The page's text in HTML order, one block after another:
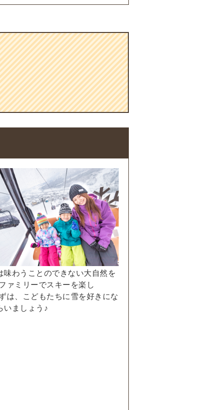
味わうことのできない大自然を
ァミリーでスキーを楽し
は、こどもたちに雪を好きにな
いましょう♪